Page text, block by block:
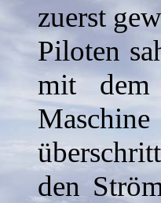
zuerst
Piloten
mit dem
den